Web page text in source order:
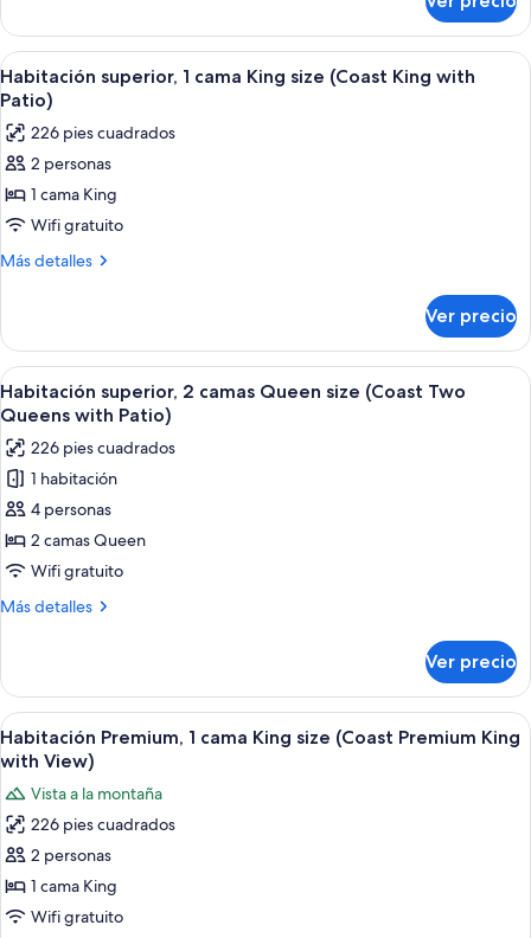
(Coast
Two
Queens)
Confort,
camas
Queen
(Coast
Two
Queens)
Abrir
todas
las
fotos
de
Habitación
superior,
1
size
(Coast
King
with
Patio)
Ropa de cama de alta calidad y
1
Habitación superior, 1 cama King size (Coast King with
Patio)
226 pies cuadrados
2 personas
1 cama King
Wifi gratuito
Más detalles
Más
superior,
cama
King
(Coast
King
with
Patio)
Ver precio
Abrir
todas
las
fotos
de
Habitación
superior,
2
camas
(Coast
Two
Queens
with
Patio)
Ropa de cama de alta calidad y
2
Habitación superior, 2 camas Queen size (Coast Two
Queens with Patio)
226 pies cuadrados
1 habitación
4 personas
2 camas Queen
Wifi gratuito
Más detalles
Más
superior,
camas
Queen
(Coast
Two
Queens
with
Patio)
Ver precio
Abrir
todas
fotos
de
Habitación
Premium,
1
Ropa de cama de alta calidad y
7
Habitación Premium, 1 cama King size (Coast Premium King
with View)
Vista a la montaña
226 pies cuadrados
2 personas
1 cama King
Wifi gratuito